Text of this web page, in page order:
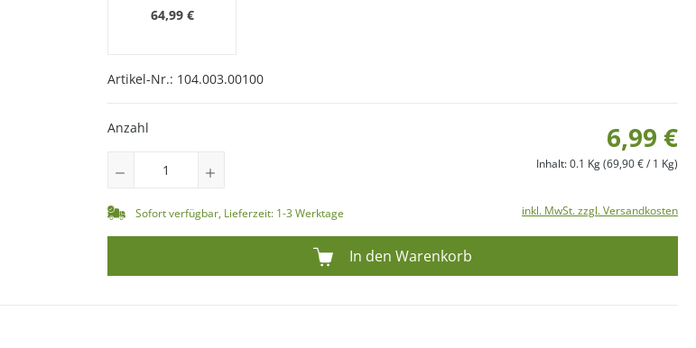
64,99 €
Artikel-Nr.: 104.003.00100
Anzahl 6,99 €
Inhalt:0.1 Kg(69,90 € / 1 Kg)
Sofort verfügbar, Lieferzeit: 1-3 Werktage inkl. MwSt. zzgl. Versandkosten
In den Warenkorb